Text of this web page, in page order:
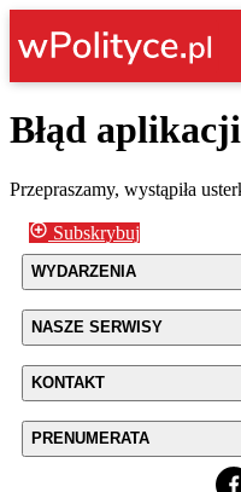
Błąd aplikacji
Przepraszamy, wystąpiła
Subskrybuj
WYDARZENIA
NASZE SERWISY
KONTAKT
PRENUMERATA